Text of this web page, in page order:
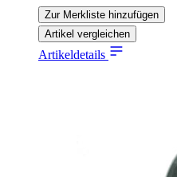
Zur Merkliste hinzufügen
Artikel vergleichen
Artikeldetails